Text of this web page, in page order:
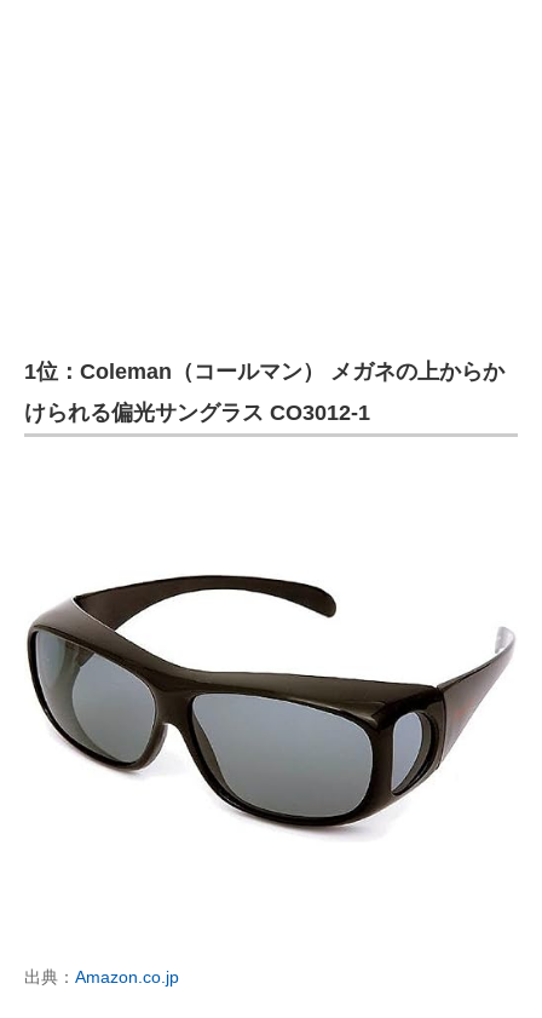
1位：Coleman（コールマン） メガネの上からか
けられる偏光サングラス CO3012-1
出典： Amazon.co.jp